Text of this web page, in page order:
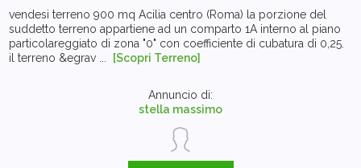
vendesi terreno 900 mq Acilia centro (Roma) la porzione del
suddetto terreno appartiene ad un comparto 1A interno al piano
particolareggiato di zona "0" con coefficiente di cubatura di 0,25.
il terreno &egrav ...
[Scopri Terreno]
Annuncio di:
stella massimo